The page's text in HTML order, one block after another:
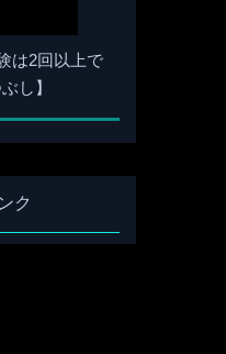
は2回以上で
し】
ク